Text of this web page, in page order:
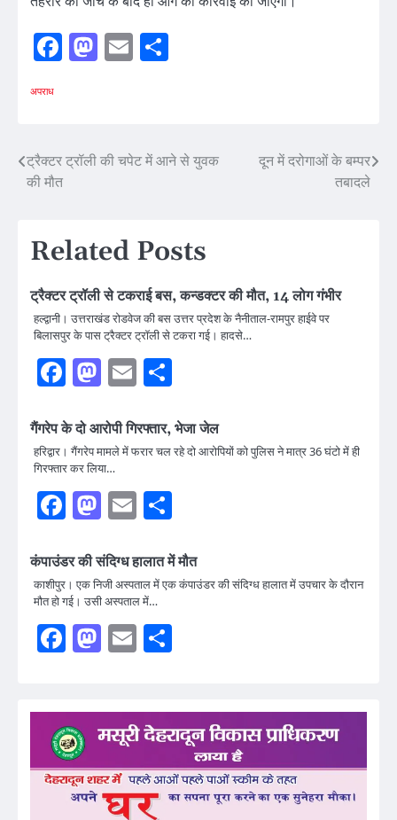
Facebook
Mastodon
Email
अपराध
Post
ट्रैक्टर ट्रॉली की चपेट में आने से युवक
की मौत
दून में दरोगाओं के बम्पर
तबादले
Related Posts
ट्रैक्टर ट्रॉली से टकराई बस, कन्डक्टर की मौत, 14 लोग गंभीर
हल्द्वानी। उत्तराखंड रोडवेज की बस उत्तर प्रदेश के नैनीताल-रामपुर हाईवे पर
बिलासपुर के पास ट्रैक्टर ट्रॉली से टकरा गई। हादसे…
Facebook
Mastodon
Email
गैंगरेप के दो आरोपी गिरफ्तार, भेजा जेल
हरिद्वार। गैंगरेप मामले में फरार चल रहे दो आरोपियों को पुलिस ने मात्र 36 घंटो में ही
गिरफ्तार कर लिया…
Facebook
Mastodon
Email
कंपाउंडर की संदिग्ध हालात में मौत
काशीपुर। एक निजी अस्पताल में एक कंपाउंडर की संदिग्ध हालात में उपचार के दौरान
मौत हो गई। उसी अस्पताल में…
Facebook
Mastodon
Email